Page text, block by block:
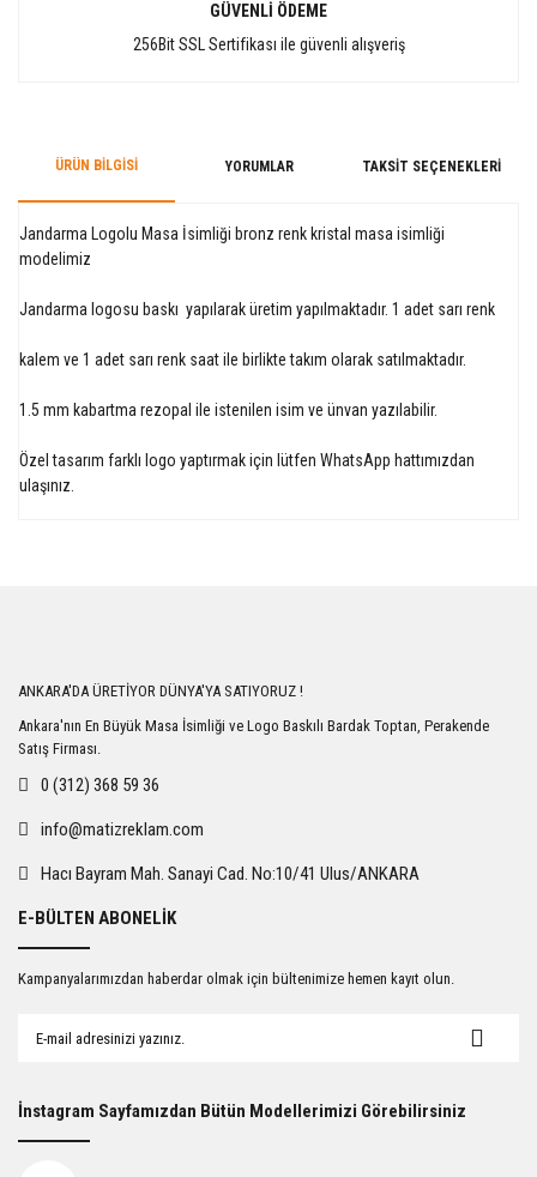
GÜVENLİ ÖDEME
256Bit SSL Sertifikası ile güvenli alışveriş
ÜRÜN BILGISI YORUMLAR TAKSIT SEÇENEKLERI
Jandarma Logolu Masa İsimliği bronz renk kristal masa isimliği
modelimiz
Jandarma logosu baskı yapılarak üretim yapılmaktadır. 1 adet sarı renk
kalem ve 1 adet sarı renk saat ile birlikte takım olarak satılmaktadır.
1.5 mm kabartma rezopal ile istenilen isim ve ünvan yazılabilir.
Özel tasarım farklı logo yaptırmak için lütfen WhatsApp hattımızdan
ulaşınız.
ANKARA'DA ÜRETİYOR DÜNYA'YA SATIYORUZ !
Ankara'nın En Büyük Masa İsimliği ve Logo Baskılı Bardak Toptan, Perakende
Satış Firması.
0 (312) 368 59 36
info@matizreklam.com
Hacı Bayram Mah. Sanayi Cad. No:10/41 Ulus/ANKARA
E-BÜLTEN ABONELİK
Kampanyalarımızdan haberdar olmak için bültenimize hemen kayıt olun.
İnstagram Sayfamızdan Bütün Modellerimizi Görebilirsiniz